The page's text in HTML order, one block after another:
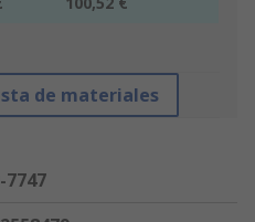
de materiales
7747